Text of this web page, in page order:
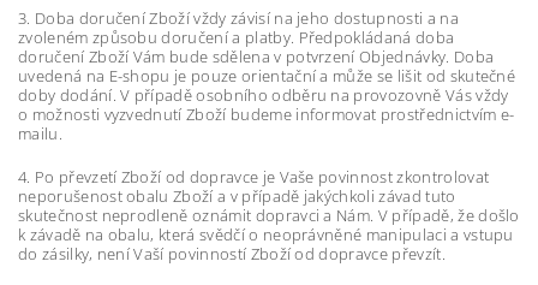
3. Doba doručení Zboží vždy závisí na jeho dostupnosti a na
zvoleném způsobu doručení a platby. Předpokládaná doba
doručení Zboží Vám bude sdělena v potvrzení Objednávky. Doba
uvedená na E-shopu je pouze orientační a může se lišit od skutečné
doby dodání. V případě osobního odběru na provozovně Vás vždy
o možnosti vyzvednutí Zboží budeme informovat prostřednictvím e-
mailu.
4. Po převzetí Zboží od dopravce je Vaše povinnost zkontrolovat
neporušenost obalu Zboží a v případě jakýchkoli závad tuto
skutečnost neprodleně oznámit dopravci a Nám. V případě, že došlo
k závadě na obalu, která svědčí o neoprávněné manipulaci a vstupu
do zásilky, není Vaší povinností Zboží od dopravce převzít.